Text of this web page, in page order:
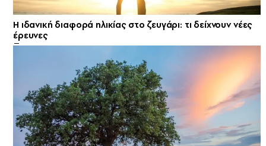
Η ιδανική διαφορά ηλικίας στο ζευγάρι: τι δείχνουν νέες
έρευνες